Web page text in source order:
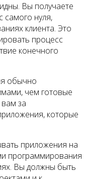
Вы получаете
самого нуля,
клиента. Это
процесс
конечного
обычно
чем готовые
за
которые
приложения на
программирования
Вы должны быть